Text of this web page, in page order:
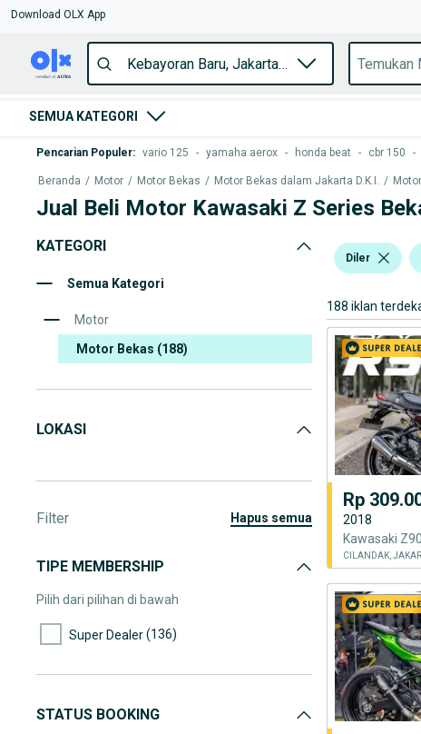
Download OLX App
SEMUA KATEGORI
Pencarian Populer: vario 125 - yamaha aerox - honda beat - cbr 150 -
Beranda / Motor / Motor Bekas / Motor Bekas dalam Jakarta D.K.I. /
Jual Beli Motor Kawasaki Z Series
KATEGORI
Semua Kategori
Motor
Motor Bekas (188)
LOKASI
Filter hapus semua
TIPE MEMBERSHIP
Pilih dari pilihan di bawah
Super Dealer(136)
STATUS BOOKING
Diler
188 iklan
Rp
2018
CILANDAK,